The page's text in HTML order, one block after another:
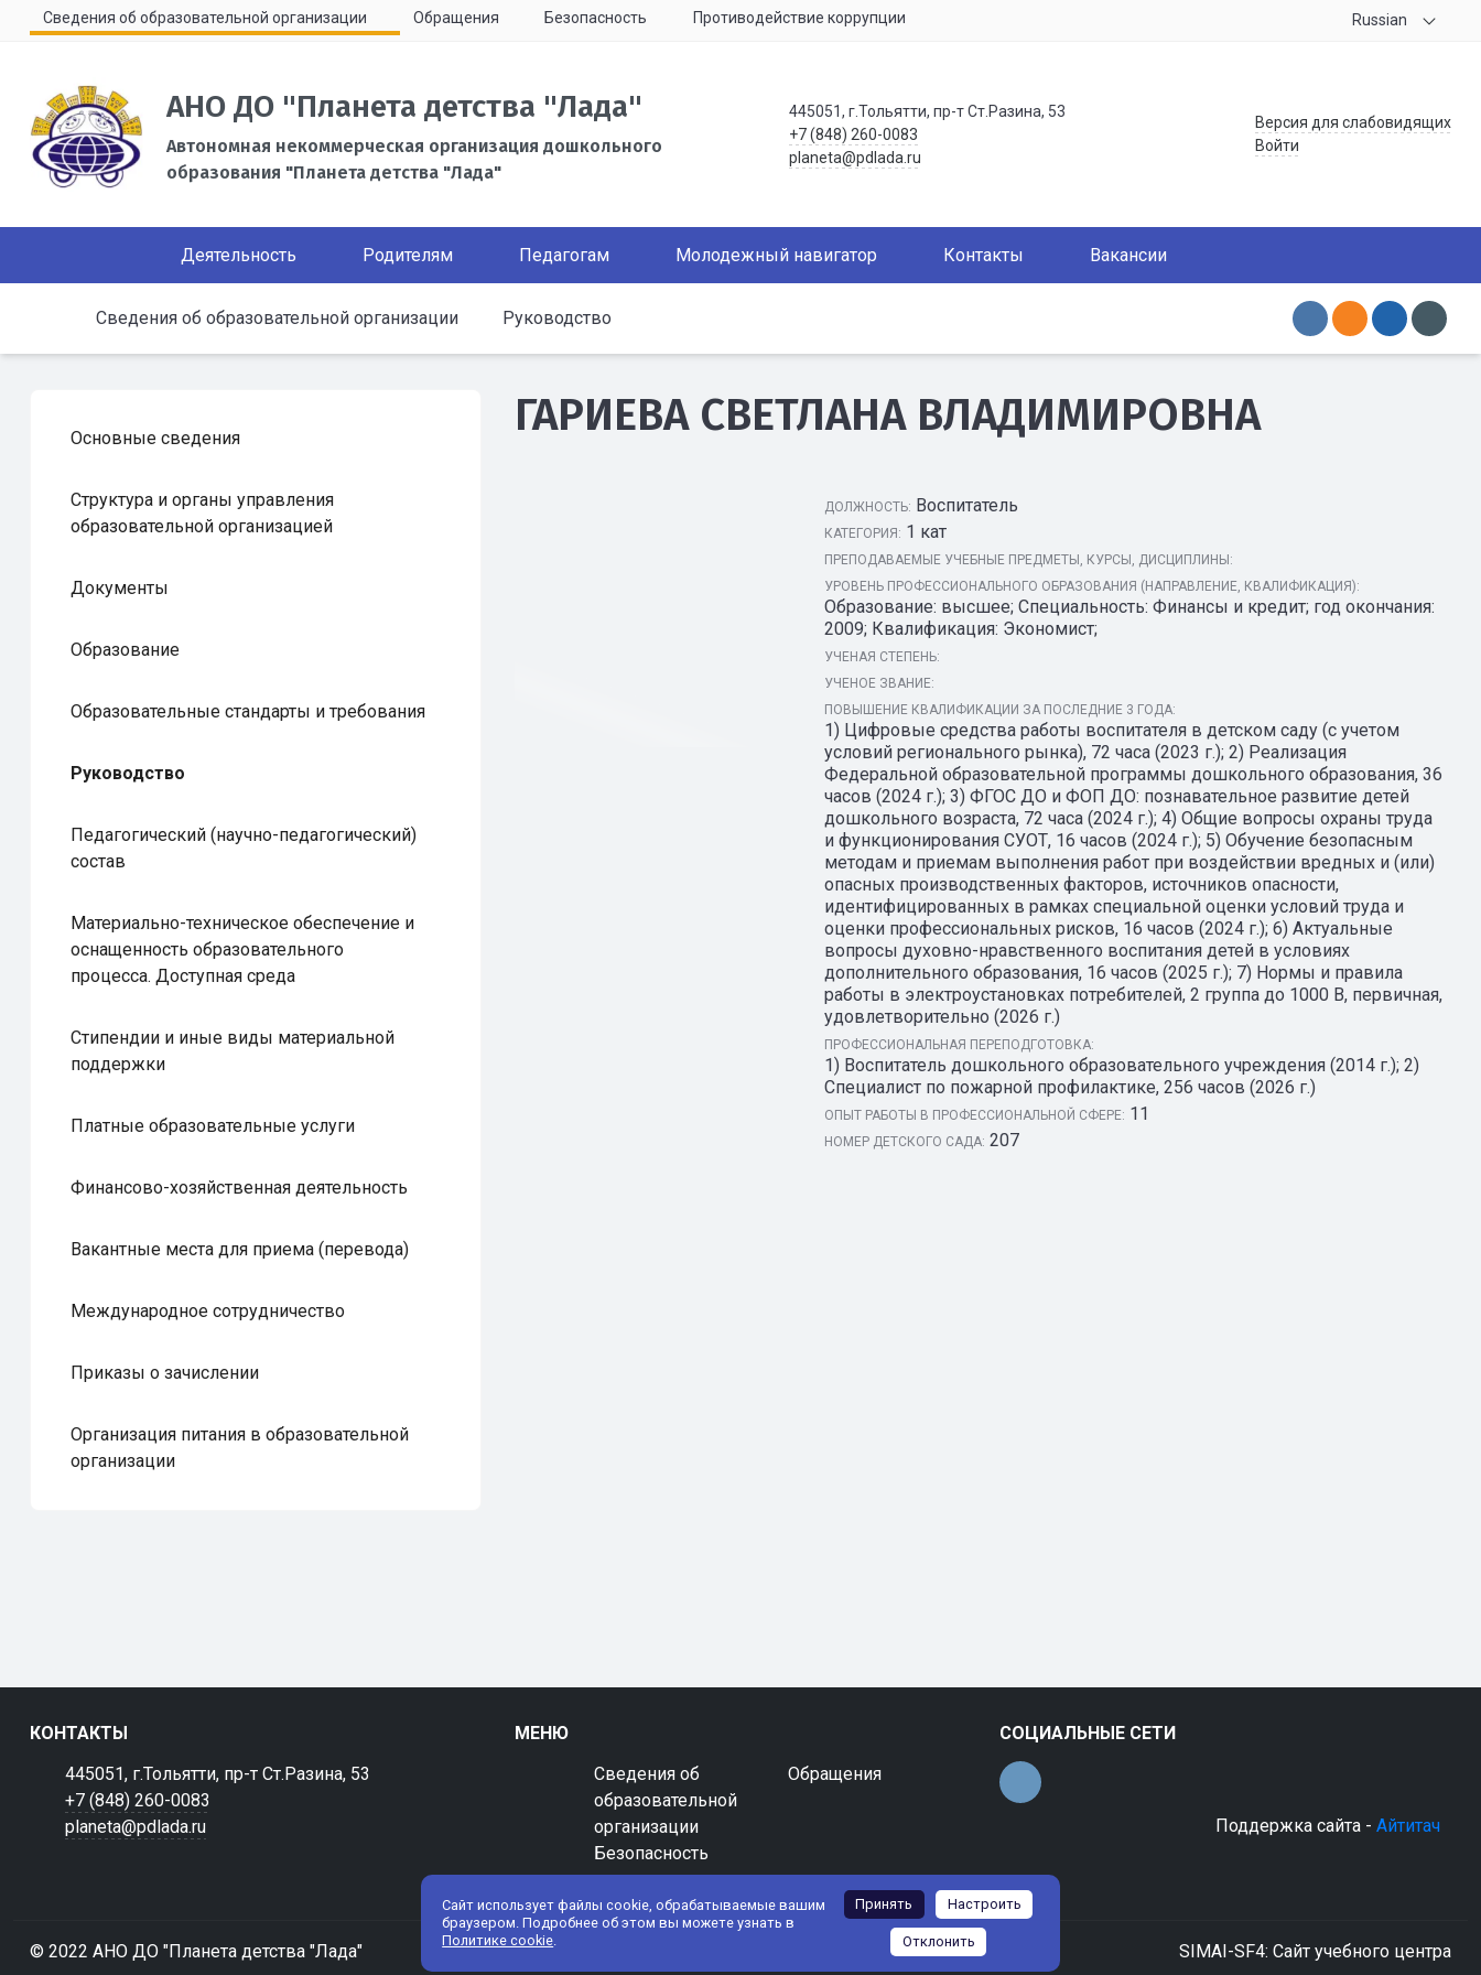
Сайт использует файлы cookie, обрабатываемые вашим
браузером. Подробнее об этом вы можете узнать в
Политике cookie
Принять Настроить
Отклонить
Сведения об образовательной организации Обращения Безопасность Противодействие коррупции Russian
АНО ДО "Планета детства "Лада"
Автономная некоммерческая организация дошкольного
образования "Планета детства "Лада"
445051, г.Тольятти, пр-т Ст.Разина, 53
+7 (848) 260-0083
planeta@pdlada.ru
Версия для слабовидящих
Войти
Деятельность Родителям Педагогам Молодежный навигатор Контакты Вакансии
Сведения об образовательной организации Руководство
Основные сведения
Структура и органы управления
образовательной организацией
Документы
Образование
Образовательные стандарты и требования
Руководство
Педагогический (научно-педагогический)
состав
Материально-техническое обеспечение и
оснащенность образовательного
процесса. Доступная среда
Стипендии и иные виды материальной
поддержки
Платные образовательные услуги
Финансово-хозяйственная деятельность
Вакантные места для приема (перевода)
Международное сотрудничество
Приказы о зачислении
Организация питания в образовательной
организации
ГАРИЕВА СВЕТЛАНА ВЛАДИМИРОВНА
ДОЛЖНОСТЬ: Воспитатель
КАТЕГОРИЯ: 1 кат
ПРЕПОДАВАЕМЫЕ УЧЕБНЫЕ ПРЕДМЕТЫ, КУРСЫ, ДИСЦИПЛИНЫ:
УРОВЕНЬ ПРОФЕССИОНАЛЬНОГО ОБРАЗОВАНИЯ (НАПРАВЛЕНИЕ, КВАЛИФИКАЦИЯ):
Образование: высшее; Специальность: Финансы и кредит; год окончания:
2009; Квалификация: Экономист;
УЧЕНАЯ СТЕПЕНЬ:
УЧЕНОЕ ЗВАНИЕ:
ПОВЫШЕНИЕ КВАЛИФИКАЦИИ ЗА ПОСЛЕДНИЕ 3 ГОДА:
1) Цифровые средства работы воспитателя в детском саду (с учетом
условий регионального рынка), 72 часа (2023 г.); 2) Реализация
Федеральной образовательной программы дошкольного образования, 36
часов (2024 г.); 3) ФГОС ДО и ФОП ДО: познавательное развитие детей
дошкольного возраста, 72 часа (2024 г.); 4) Общие вопросы охраны труда
и функционирования СУОТ, 16 часов (2024 г.); 5) Обучение безопасным
методам и приемам выполнения работ при воздействии вредных и (или)
опасных производственных факторов, источников опасности,
идентифицированных в рамках специальной оценки условий труда и
оценки профессиональных рисков, 16 часов (2024 г.); 6) Актуальные
вопросы духовно-нравственного воспитания детей в условиях
дополнительного образования, 16 часов (2025 г.); 7) Нормы и правила
работы в электроустановках потребителей, 2 группа до 1000 В, первичная,
удовлетворительно (2026 г.)
ПРОФЕССИОНАЛЬНАЯ ПЕРЕПОДГОТОВКА:
1) Воспитатель дошкольного образовательного учреждения (2014 г.); 2)
Специалист по пожарной профилактике, 256 часов (2026 г.)
ОПЫТ РАБОТЫ В ПРОФЕССИОНАЛЬНОЙ СФЕРЕ: 11
НОМЕР ДЕТСКОГО САДА: 207
КОНТАКТЫ
445051, г.Тольятти, пр-т Ст.Разина, 53
+7 (848) 260-0083
planeta@pdlada.ru
МЕНЮ
Сведения об
образовательной
организации
Обращения
Безопасность
СОЦИАЛЬНЫЕ СЕТИ
Поддержка сайта - Айтитач
© 2022 АНО ДО "Планета детства "Лада" SIMAI-SF4: Сайт учебного центра